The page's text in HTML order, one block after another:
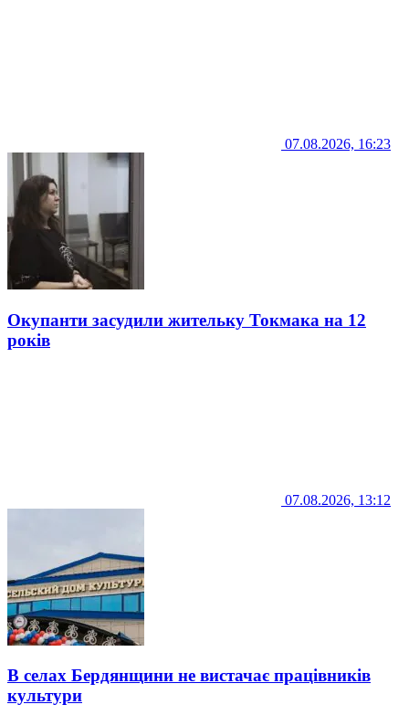
07.08.2026, 16:23
Окупанти засудили жительку Токмака на 12
років
07.08.2026, 13:12
В селах Бердянщини не вистачає працівників
культури